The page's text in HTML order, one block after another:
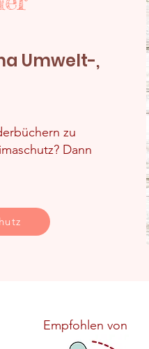
Umwelt-,
zu
Dann
Empfohlen von